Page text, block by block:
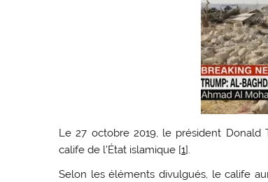
Le 27 octobre 2019, le président Donald
calife de l’État islamique [1].
Selon les éléments divulgués, le calife